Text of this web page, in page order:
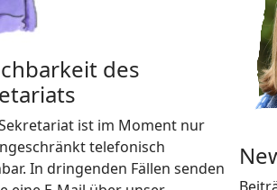
des
ist im Moment nur
telefonisch
In dringenden Fällen senden